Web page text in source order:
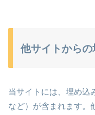
他サイトから
当サイトには、埋め込
など）が含まれます。